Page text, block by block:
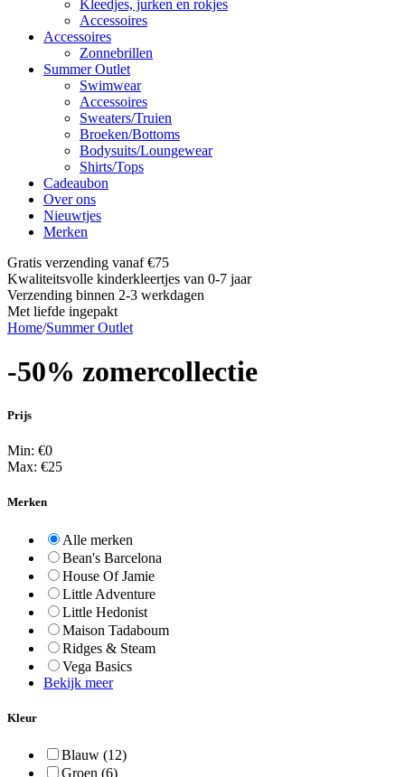
Kleedjes, jurken en rokjes
Accessoires
Accessoires
Zonnebrillen
Summer Outlet
Swimwear
Accessoires
Sweaters/Truien
Broeken/Bottoms
Bodysuits/Loungewear
Shirts/Tops
Cadeaubon
Over ons
Nieuwtjes
Merken
Gratis verzending vanaf €75
Kwaliteitsvolle kinderkleertjes van 0-7 jaar
Verzending binnen 2-3 werkdagen
Met liefde ingepakt
Home/Summer Outlet
-50% zomercollectie
Prijs
Min: €0
Max: €25
Merken
Alle merken
Bean's Barcelona
House Of Jamie
Little Adventure
Little Hedonist
Maison Tadaboum
Ridges & Steam
Vega Basics
Bekijk meer
Kleur
Blauw (12)
Groen (6)